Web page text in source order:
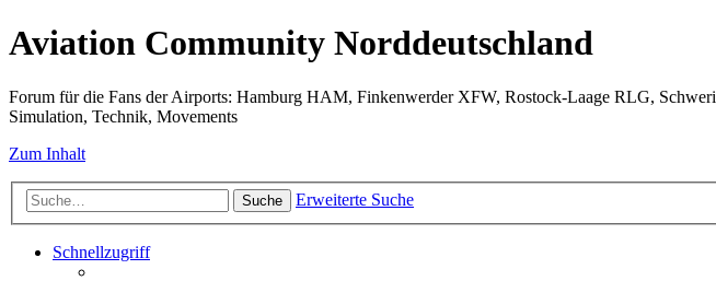
Aviation Community Norddeutschland
Forum für die Fans der Airports: Hamburg HAM, Finkenwerder XFW, Rostock-Laage RLG,
Simulation, Technik, Movements
Zum Inhalt
Suche Erweiterte Suche
Schnellzugriff